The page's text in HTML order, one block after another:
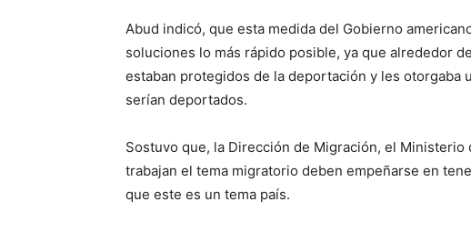
Abud indicó, que esta medida del Gobierno
soluciones lo más rápido posible, ya que alrededor
estaban protegidos de la deportación y les otorgaba
serían deportados.
Sostuvo que, la Dirección de Migración, el
trabajan el tema migratorio deben empeñarse en
que este es un tema país.